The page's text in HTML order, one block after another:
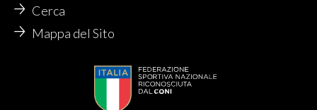
Cerca
Mappa del Sito